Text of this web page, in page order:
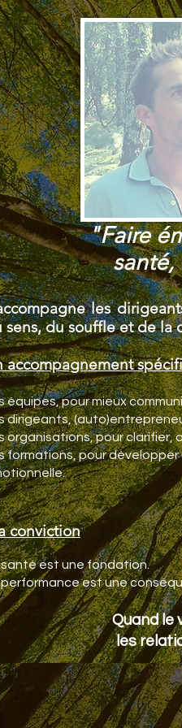
"Faire
santé,
les
sens, du souffle et de la
accompagnement
équipes, pour mieux
dirigeants,
organisations, pour clarifier,
formations, pour
conviction
santé est une fondation.
performance est une
Quand le
les